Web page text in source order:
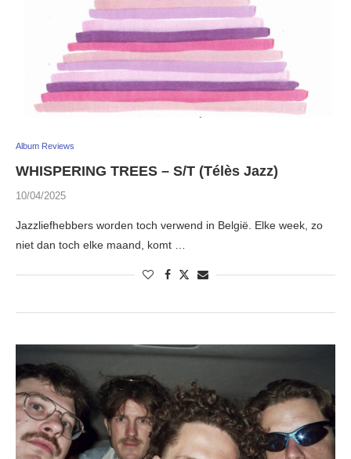
Album Reviews
WHISPERING TREES – S/T (Télès Jazz)
10/04/2025
Jazzliefhebbers worden toch verwend in België. Elke week, zo
niet dan toch elke maand, komt …